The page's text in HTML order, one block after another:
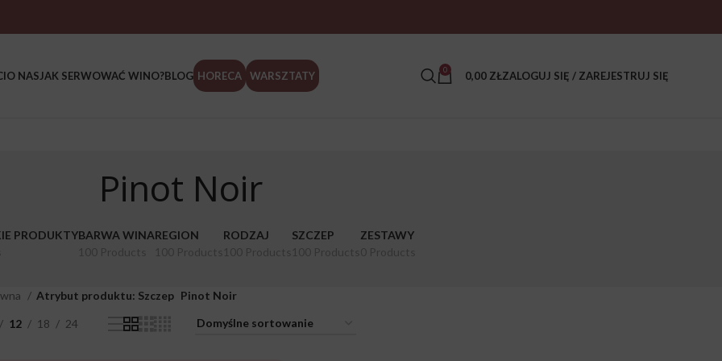
O NASJAK SERWOWAĆ WINO?BLOG HORECA WARSZTATY 0 0,00 ZŁZALOGUJ SIĘ / ZAREJESTRUJ SIĘ
Pinot Noir
PRODUKTYBARWA WINAREGION
RODZAJ
SZCZEP
ZESTAWY
Atrybut produktu: Szczep Pinot Noir
12 18 24